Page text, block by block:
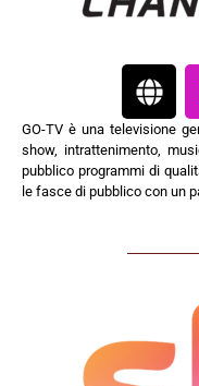
GO-TV è una televisione
show, intrattenimento,
pubblico programmi di
le fasce di pubblico con un